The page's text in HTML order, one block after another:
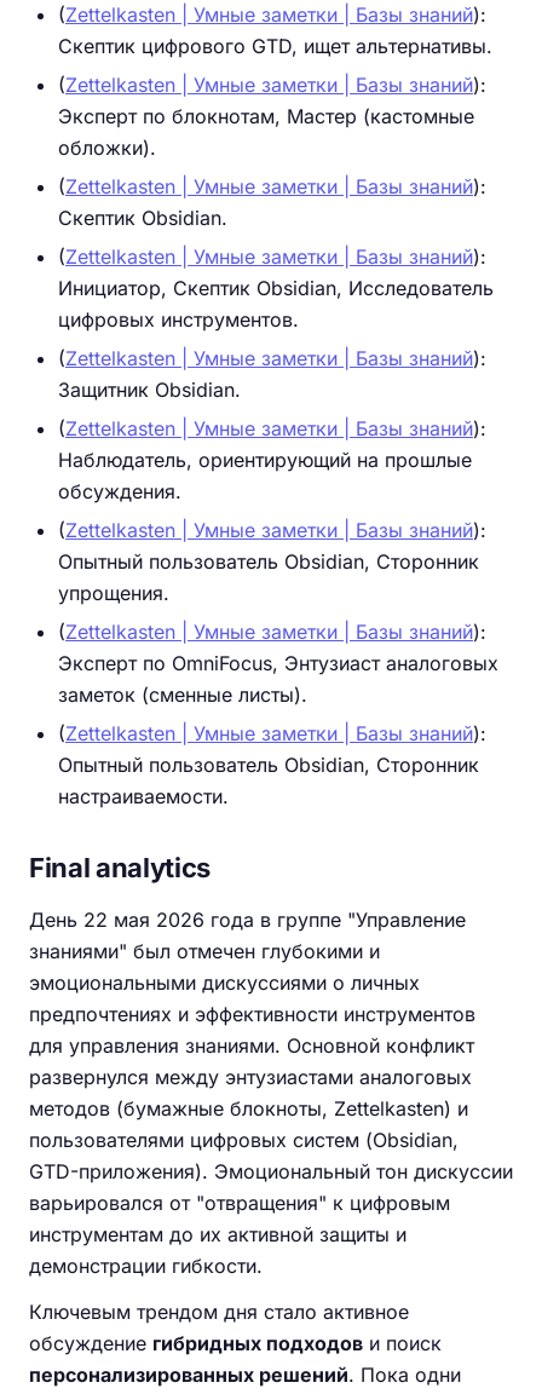
(Zettelkasten | Умные заметки | Базы знаний):
Скептик цифрового GTD, ищет альтернативы.
(Zettelkasten | Умные заметки | Базы знаний):
Эксперт по блокнотам, Мастер (кастомные
обложки).
(Zettelkasten | Умные заметки | Базы знаний):
Скептик Obsidian.
(Zettelkasten | Умные заметки | Базы знаний):
Инициатор, Скептик Obsidian, Исследователь
цифровых инструментов.
(Zettelkasten | Умные заметки | Базы знаний):
Защитник Obsidian.
(Zettelkasten | Умные заметки | Базы знаний):
Наблюдатель, ориентирующий на прошлые
обсуждения.
(Zettelkasten | Умные заметки | Базы знаний):
Опытный пользователь Obsidian, Сторонник
упрощения.
(Zettelkasten | Умные заметки | Базы знаний):
Эксперт по OmniFocus, Энтузиаст аналоговых
заметок (сменные листы).
(Zettelkasten | Умные заметки | Базы знаний):
Опытный пользователь Obsidian, Сторонник
настраиваемости.
Final analytics
День 22 мая 2026 года в группе "Управление
знаниями" был отмечен глубокими и
эмоциональными дискуссиями о личных
предпочтениях и эффективности инструментов
для управления знаниями. Основной конфликт
развернулся между энтузиастами аналоговых
методов (бумажные блокноты, Zettelkasten) и
пользователями цифровых систем (Obsidian,
GTD-приложения). Эмоциональный тон дискуссии
варьировался от "отвращения" к цифровым
инструментам до их активной защиты и
демонстрации гибкости.
Ключевым трендом дня стало активное
обсуждение гибридных подходов и поиск
персонализированных решений. Пока одни